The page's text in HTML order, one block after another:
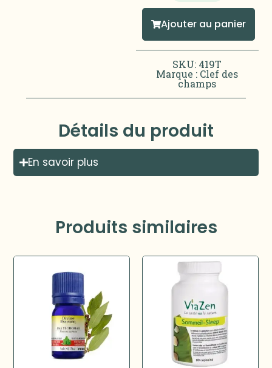
Ajouter au panier
SKU: 419T
Marque : Clef des
champs
Détails du produit
En savoir plus
Produits similaires